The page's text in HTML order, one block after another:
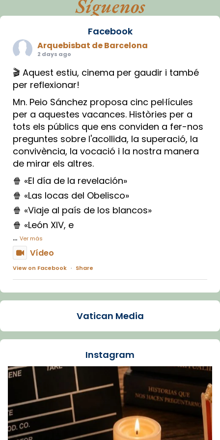
Síguenos
Facebook
Arquebisbat de Barcelona
2 days ago
🎬 Aquest estiu, cinema per gaudir i també
per reflexionar!
Mn. Peio Sánchez proposa cinc pel·lícules
per a aquestes vacances. Històries per a
tots els públics que ens conviden a fer-nos
preguntes sobre l'acollida, la superació, la
convivència, la vocació i la nostra manera
de mirar els altres.
🍿 «El día de la revelación»
🍿 «Las locas del Obelisco»
🍿 «Viaje al país de los blancos»
🍿 «León XIV, e
... Ver más
Vídeo
View on Facebook · Share
Arquebisbat de Barcelona
La Carmina va patir depressió. Fa gairebé
dos mesos, a l'Estadi Lluís Companys, la
Recupera l'entrevista comp
Vatican
tican News 👇
www.vaticannews.va/es/iglesia/news/2026-
07/carmina-historia-depresion-papa-viaje-
espana-testimoni...
Vatican Media
Instagram